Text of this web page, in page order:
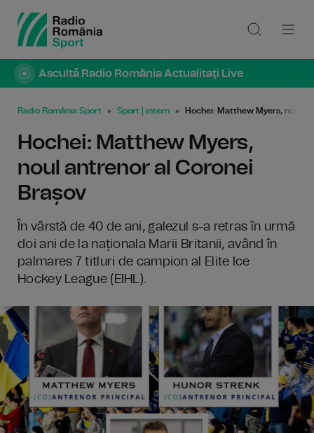
Ascultă Radio România Actualitaţi Live
Radio România Sport Sport | intern Hochei: Matthew Myers, noul
Hochei: Matthew Myers,
noul antrenor al Coronei
Brașov
În vârstă de 40 de ani, galezul s-a retras în urmă
doi ani de la naționala Marii Britanii, având în
palmares 7 titluri de campion al Elite Ice
Hockey League (EIHL).